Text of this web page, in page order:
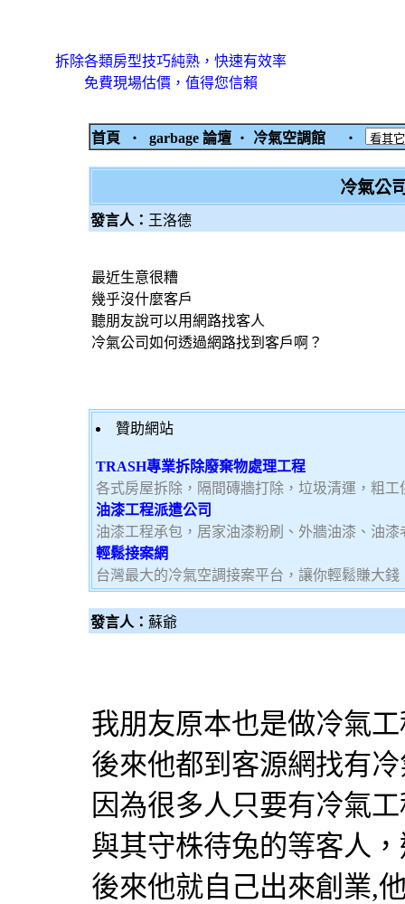
拆除各類房型技巧純熟，快速有效率
免費現場估價，值得您信賴
首頁 ‧ garbage 論壇 ‧ 冷氣空調館 ‧
冷氣公
發言人： 王洛德
最近生意很糟
幾乎沒什麼客戶
聽朋友說可以用網路找客人
冷氣公司如何透過網路找到客戶啊？
贊助網站
TRASH專業拆除廢棄物處理工程
各式房屋拆除，隔間磚牆打除，垃圾清運，粗工
油漆工程派遣公司
油漆工程承包，居家油漆粉刷、外牆油漆、油
輕鬆接案網
台灣最大的冷氣空調接案平台，讓你輕鬆賺大
發言人： 蘇爺
我朋友原本也是做冷氣
後來他都到客源網找有
因為很多人只要有冷氣
與其守株待兔的等客人
後來他就自己出來創業,